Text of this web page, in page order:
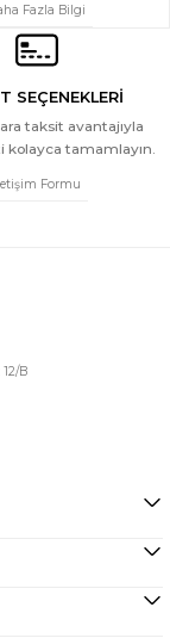
Fazla Bilgi
SEÇENEKLERİ
taksit avantajıyla
kolayca tamamlayın.
Formu
B